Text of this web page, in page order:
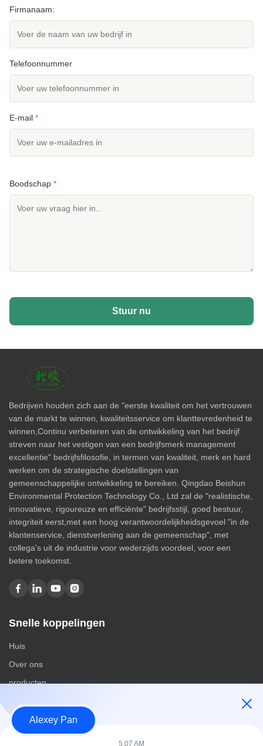
Firmanaam:
Telefoonnummer
E-mail *
Boodschap *
Stuur nu
Bedrijven houden zich aan de "eerste kwaliteit om het vertrouwen
van de markt te winnen, kwaliteitsservice om klanttevredenheid te
winnen,Continu verbeteren van de ontwikkeling van het bedrijf
streven naar het vestigen van een bedrijfsmerk management
excellentie" bedrijfsfilosofie, in termen van kwaliteit, merk en hard
werken om de strategische doelstellingen van
gemeenschappelijke ontwikkeling te bereiken. Qingdao Beishun
Environmental Protection Technology Co., Ltd zal de "realistische,
innovatieve, rigoureuze en efficiënte" bedrijfsstijl, goed bestuur,
integriteit eerst,met een hoog verantwoordelijkheidsgevoel "in de
klantenservice, dienstverlening aan de gemeenschap", met
collega's uit de industrie voor wederzijds voordeel, voor een
betere toekomst.
Snelle koppelingen
Huis
Over ons
producten
Categorieën
Alexey Pan
5:07 AM